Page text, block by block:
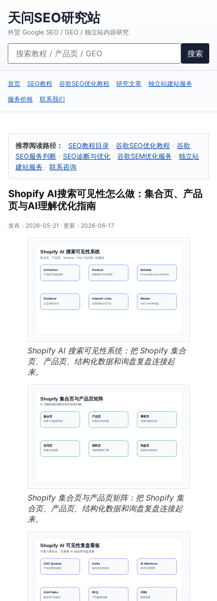
天问SEO研究站
外贸 Google SEO / GEO / 独立站内容研究
搜索
首页 SEO教程 谷歌SEO优化教程 研究文章
独立站建站服务
服务价格
联系我们
推荐阅读路径： SEO教程目录 · 谷歌SEO优化教程 · 谷歌
SEO服务判断 · SEO诊断与优化 · 谷歌SEM优化服务 · 独立站
建站服务 · 联系咨询
Shopify AI搜索可见性怎么做：集合页、产品
页与AI理解优化指南
发布：2026-05-21 · 更新：2026-06-17
Shopify AI 搜索可见性系统：把 Shopify 集合
页、产品页、结构化数据和询盘复盘连接起
来。
Shopify 集合页与产品页矩阵：把 Shopify 集
合页、产品页、结构化数据和询盘复盘连接起
来。